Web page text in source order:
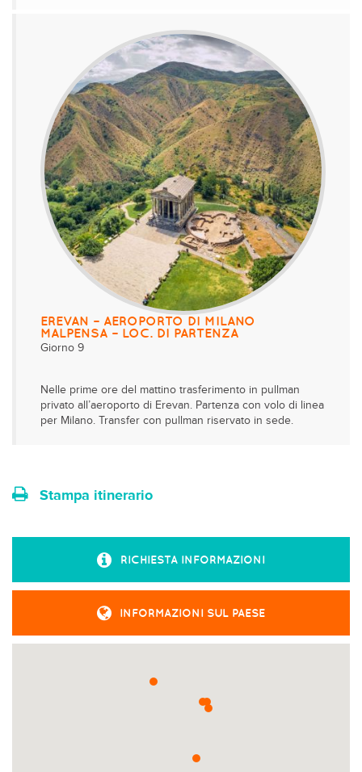
EREVAN – AEROPORTO DI MILANO
MALPENSA – LOC. DI PARTENZA
Giorno 9
Nelle prime ore del mattino trasferimento in pullman
privato all’aeroporto di Erevan. Partenza con volo di linea
per Milano. Transfer con pullman riservato in sede.
Stampa itinerario
RICHIESTA INFORMAZIONI
INFORMAZIONI SUL PAESE